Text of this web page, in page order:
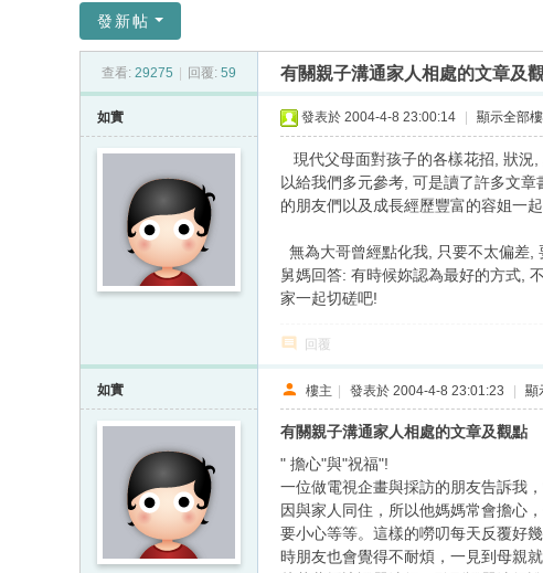
竹
發新帖
查看: 29275 回覆: 59 有關親子溝通家人相處的文章及
如實 發表於 2004-4-8 23:00:14 顯示全部
現代父母面對孩子的各樣花招, 狀況
以給我們多元參考, 可是讀了許多文
的朋友們以及成長經歷豐富的容姐一
無為大哥曾經點化我, 只要不太偏差
舅媽回答: 有時候妳認為最好的方式,
家一起切磋吧!
回覆
如實 樓主 | 發表於 2004-4-8 23:01:23 | 顯
有關親子溝通家人相處的文章及觀點
" 擔心"與"祝福"!
一位做電視企畫與採訪的朋友告訴我
因與家人同住，所以他媽媽常會擔心
要小心等等。這樣的嘮叨每天反覆好
時朋友也會覺得不耐煩，一見到母親